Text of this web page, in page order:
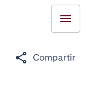
Compartir